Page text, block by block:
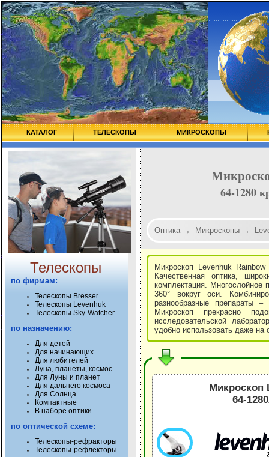
КАТАЛОГ ТЕЛЕСКОПЫ МИКРОСКОПЫ
Телескопы
по фирмам:
Телескопы Bresser
Телескопы Levenhuk
Телескопы Sky-Watcher
по назначению:
Для детей
Для начинающих
Для любителей
Луна, планеты, космос
Для Луны и планет
Для дальнего космоса
Для Солнца
Компактные
В наборе оптики
по оптической схеме:
Телескопы-рефракторы
Телескопы-рефлекторы
64-1280
Оптика → Микроскопы →
Микроскоп Levenhuk
Качественная оптика,
комплектация. Многослойное
360° вокруг оси.
разнообразные препараты
Микроскоп прекрасно
исследовательской
удобно использовать даже на
Микроскоп
64-